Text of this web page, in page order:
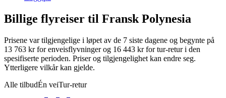
Billige flyreiser til Fransk Polynesia
Prisene var tilgjengelige i løpet av de 7 siste dagene og begynte på
13 763 kr for enveisflyvninger og 16 443 kr for tur-retur i den
spesifiserte perioden. Priser og tilgjengelighet kan endre seg.
Ytterligere vilkår kan gjelde.
Alle tilbudÉn veiTur-retur